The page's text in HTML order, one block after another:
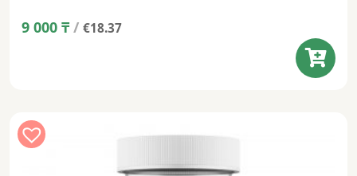
9 000 ₸ / €18.37